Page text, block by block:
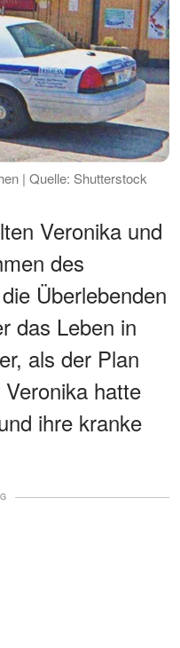
| Quelle: Shutterstock
Veronika und
des
Überlebenden
das Leben in
als der Plan
hatte
ihre kranke